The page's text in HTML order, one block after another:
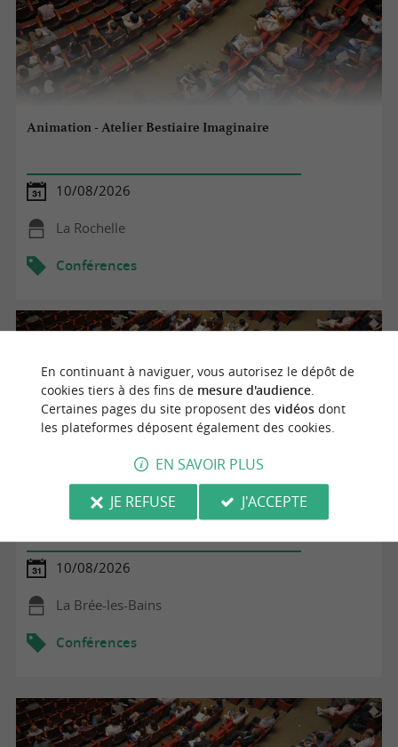
Animation - Atelier Bestiaire Imaginaire
10/08/2026
La Rochelle
Conférences
Conférence : Les écluses à poissons
10/08/2026
La Brée-les-Bains
Conférences
En continuant à naviguer, vous autorisez le dépôt de
cookies tiers à des fins de mesure d'audience.
Certaines pages du site proposent des vidéosdont
les plateformes déposent également des cookies.
EN SAVOIR PLUS
JE REFUSE
J'ACCEPTE